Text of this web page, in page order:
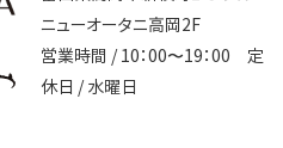
ニューオータニ高岡2F
営業時間 / 10：00〜19：00 定
休日 / 水曜日